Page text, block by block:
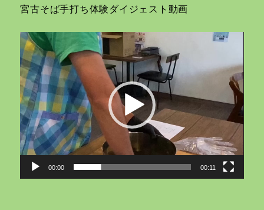
宮古そば手打ち体験ダイジェスト動画
動
画
プ
レ
ー
ヤ
ー
00:00 00:11